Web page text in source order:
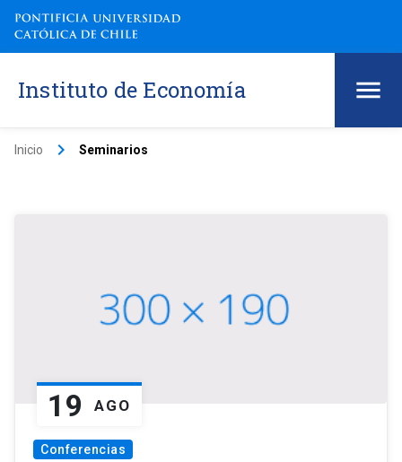
Instituto de Economía
Inicio keyboard_arrow_right Seminarios
19 AGO
Conferencias